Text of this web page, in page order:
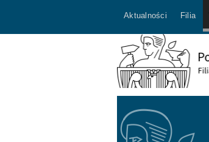
Aktualności Filia